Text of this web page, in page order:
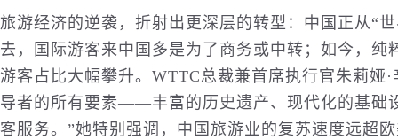
旅游经济的逆袭，折射出更深层的转型：中国正从“
去，国际游客来中国多是为了商务或中转；如今，纯
游客占比大幅攀升。WTTC总裁兼首席执行官朱莉娅
导者的所有要素——丰富的历史遗产、现代化的基础
客服务。”她特别强调，中国旅游业的复苏速度远超